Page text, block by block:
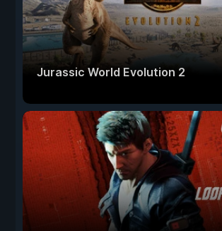
Jurassic World Evolution 2